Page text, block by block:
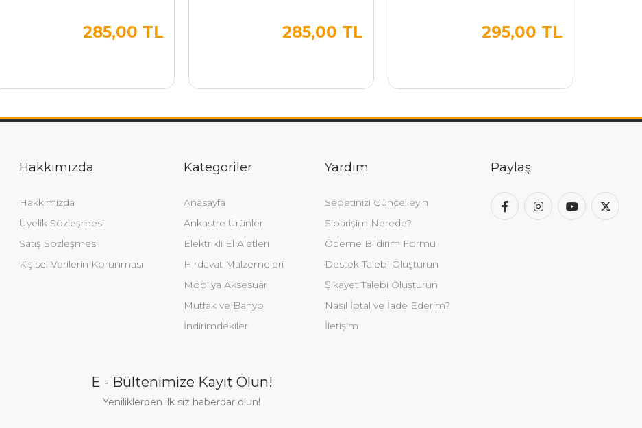
285,00 TL 285,00 TL 295,00 TL
Hakkımızda
Hakkımızda
Üyelik Sözleşmesi
Satış Sözleşmesi
Kişisel Verilerin Korunması
Kategoriler
Anasayfa
Ankastre Ürünler
Elektrikli El Aletleri
Hırdavat Malzemeleri
Mobilya Aksesuar
Mutfak ve Banyo
İndirimdekiler
Yardım
Sepetinizi Güncelleyin
Siparişim Nerede?
Ödeme Bildirim Formu
Destek Talebi Oluşturun
Şikayet Talebi Oluşturun
Nasıl İptal ve İade Ederim?
İletişim
Paylaş
E - Bültenimize Kayıt Olun!
Yeniliklerden ilk siz haberdar olun!